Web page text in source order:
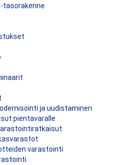
tasorakenne
ja uudistaminen
pientavaralle
varastointi